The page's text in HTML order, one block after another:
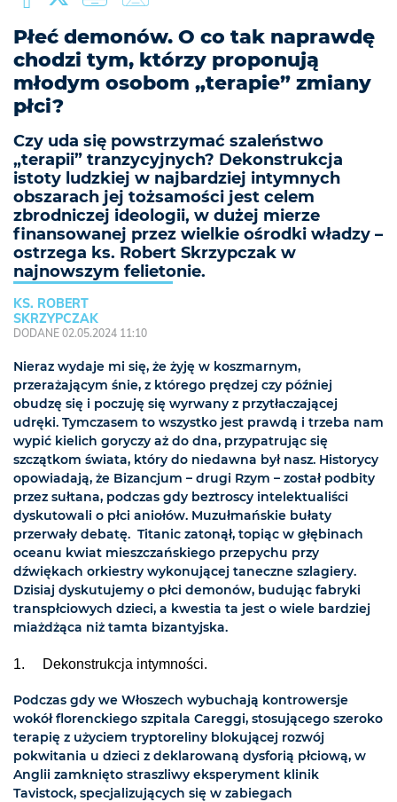
Płeć demonów. O co tak naprawdę
chodzi tym, którzy proponują
młodym osobom „terapie” zmiany
płci?
Czy uda się powstrzymać szaleństwo
„terapii” tranzycyjnych? Dekonstrukcja
istoty ludzkiej w najbardziej intymnych
obszarach jej tożsamości jest celem
zbrodniczej ideologii, w dużej mierze
finansowanej przez wielkie ośrodki władzy –
ostrzega ks. Robert Skrzypczak w
najnowszym felietonie.
KS. ROBERT
SKRZYPCZAK
DODANE 02.05.2024 11:10
Nieraz wydaje mi się, że żyję w koszmarnym,
przerażającym śnie, z którego prędzej czy później
obudzę się i poczuję się wyrwany z przytłaczającej
udręki. Tymczasem to wszystko jest prawdą i trzeba nam
wypić kielich goryczy aż do dna, przypatrując się
szczątkom świata, który do niedawna był nasz. Historycy
opowiadają, że Bizancjum – drugi Rzym – został podbity
przez sułtana, podczas gdy beztroscy intelektualiści
dyskutowali o płci aniołów. Muzułmańskie bułaty
przerwały debatę. Titanic zatonął, topiąc w głębinach
oceanu kwiat mieszczańskiego przepychu przy
dźwiękach orkiestry wykonującej taneczne szlagiery.
Dzisiaj dyskutujemy o płci demonów, budując fabryki
transpłciowych dzieci, a kwestia ta jest o wiele bardziej
miażdżąca niż tamta bizantyjska.
1. Dekonstrukcja intymności.
Podczas gdy we Włoszech wybuchają kontrowersje
wokół florenckiego szpitala Careggi, stosującego szeroko
terapię z użyciem tryptoreliny blokującej rozwój
pokwitania u dzieci z deklarowaną dysforią płciową, w
Anglii zamknięto straszliwy eksperyment klinik
Tavistock, specjalizujących się w zabiegach